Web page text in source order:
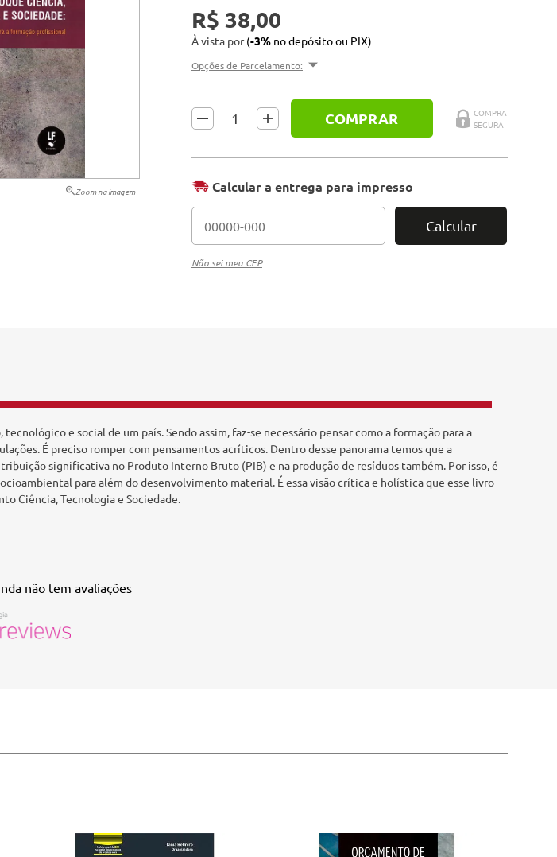
Zoom na imagem
R$ 38,00
À vista por(-3% no depósito ou PIX)
Opções de Parcelamento:
COMPRAR
Calcular a entrega para impresso
Calcular
Não sei meu CEP
e social de um país. Sendo assim, faz-se necessário pensar como a formação para a
É preciso romper com pensamentos acríticos. Dentro desse panorama temos que a
significativa no Produto Interno Bruto (PIB) e na produção de resíduos também. Por isso, é
para além do desenvolvimento material. É essa visão crítica e holística que esse livro
Ciência, Tecnologia e Sociedade.
não tem avaliações